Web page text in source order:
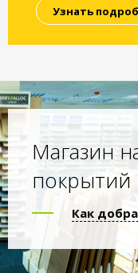
Узнать
Магазин
покрытий
Как